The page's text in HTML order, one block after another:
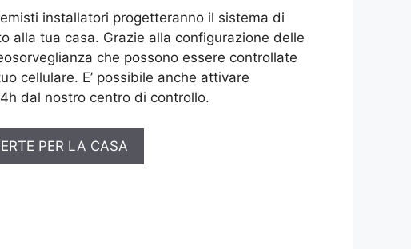
installatori progetteranno il sistema di
alla tua casa. Grazie alla configurazione delle
che possono essere controllate
cellulare. E’ possibile anche attivare
dal nostro centro di controllo.
PER LA CASA